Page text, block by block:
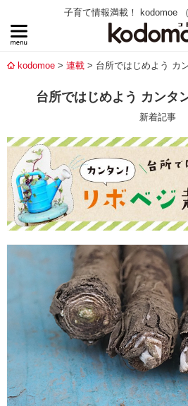
子育て情報満載！ kodomoe
kodomoe 連載 台所ではじめよう カ
台所ではじめよう カンタ
新着記事